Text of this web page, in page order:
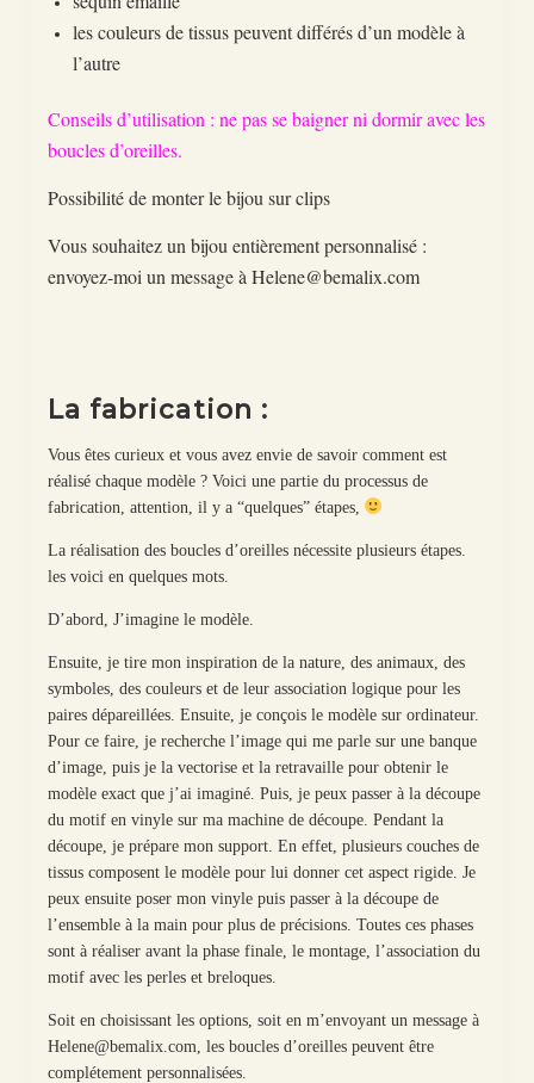
les couleurs de tissus peuvent différés d’un modèle à
l’autre
Conseils d’utilisation : ne pas se baigner ni dormir avec les
boucles d’oreilles.
Possibilité de monter le bijou sur clips
Vous souhaitez un bijou entièrement personnalisé :
envoyez-moi un message à Helene@bemalix.com
La fabrication :
Vous êtes curieux et vous avez envie de savoir comment est
réalisé chaque modèle ? Voici une partie du processus de
fabrication, attention, il y a “quelques” étapes,
La réalisation des boucles d’oreilles nécessite plusieurs étapes.
les voici en quelques mots.
D’abord, J’imagine le modèle.
Ensuite, je tire mon inspiration de la nature, des animaux, des
symboles, des couleurs et de leur association logique pour les
paires dépareillées. Ensuite, je conçois le modèle sur ordinateur.
Pour ce faire, je recherche l’image qui me parle sur une banque
d’image, puis je la vectorise et la retravaille pour obtenir le
modèle exact que j’ai imaginé. Puis, je peux passer à la découpe
du motif en vinyle sur ma machine de découpe. Pendant la
découpe, je prépare mon support. En effet, plusieurs couches de
tissus composent le modèle pour lui donner cet aspect rigide. Je
peux ensuite poser mon vinyle puis passer à la découpe de
l’ensemble à la main pour plus de précisions. Toutes ces phases
sont à réaliser avant la phase finale, le montage, l’association du
motif avec les perles et breloques.
Soit en choisissant les options, soit en m’envoyant un message à
Helene@bemalix.com, les boucles d’oreilles peuvent être
complétement personnalisées.